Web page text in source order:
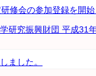
修会の参加登録を開
研究振興財団 平成31
ました。